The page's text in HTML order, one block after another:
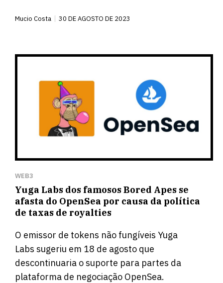
Mucio Costa 30 DE AGOSTO DE 2023
WEB3
Yuga Labs dos famosos Bored Apes se
afasta do OpenSea por causa da política
de taxas de royalties
O emissor de tokens não fungíveis Yuga
Labs sugeriu em 18 de agosto que
descontinuaria o suporte para partes da
plataforma de negociação OpenSea.